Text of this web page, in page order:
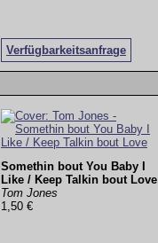
Verfügbarkeitsanfrage
Somethin bout You Baby I
Like / Keep Talkin bout Love
Tom Jones
1,50 €